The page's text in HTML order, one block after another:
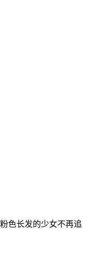
色长发的少女不再追